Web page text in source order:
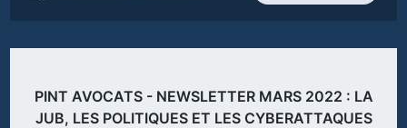
PINT AVOCATS - NEWSLETTER MARS 2022 : LA
JUB, LES POLITIQUES ET LES CYBERATTAQUES